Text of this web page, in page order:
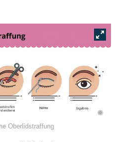
©
Oberlidstraffung